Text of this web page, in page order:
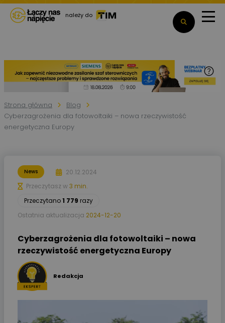
należy do
Strona główna
Blog
Cyberzagrożenia dla fotowoltaiki – nowa rzeczywistość
energetyczna Europy
News
20.12.2024
Przeczytasz w 3 min.
Przeczytano1 779 razy
Ostatnia aktualizacja 2024-12-20
Cyberzagrożenia dla fotowoltaiki – nowa
rzeczywistość energetyczna Europy
Redakcja